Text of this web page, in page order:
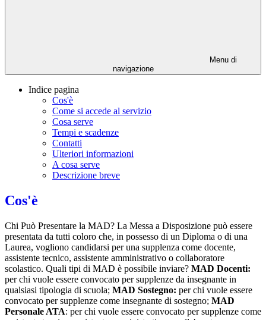
Menu di
navigazione
Indice pagina
Cos'è
Come si accede al servizio
Cosa serve
Tempi e scadenze
Contatti
Ulteriori informazioni
A cosa serve
Descrizione breve
Cos'è
Chi Può Presentare la MAD? La Messa a Disposizione può essere
presentata da tutti coloro che, in possesso di un Diploma o di una
Laurea, vogliono candidarsi per una supplenza come docente,
assistente tecnico, assistente amministrativo o collaboratore
scolastico. Quali tipi di MAD è possibile inviare? MAD Docenti:
per chi vuole essere convocato per supplenze da insegnante in
qualsiasi tipologia di scuola; MAD Sostegno: per chi vuole essere
convocato per supplenze come insegnante di sostegno; MAD
Personale ATA: per chi vuole essere convocato per supplenze come